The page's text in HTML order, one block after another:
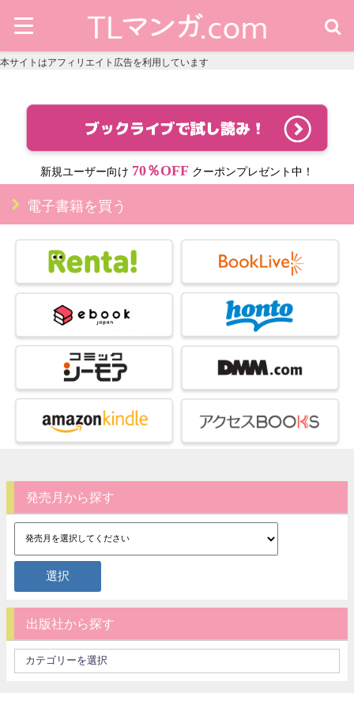
本サイトはアフィリエイト広告を利用しています
新規ユーザー向け 70％OFF クーポンプレゼント中！
電子書籍を買う
発売月から探す
出版社から探す